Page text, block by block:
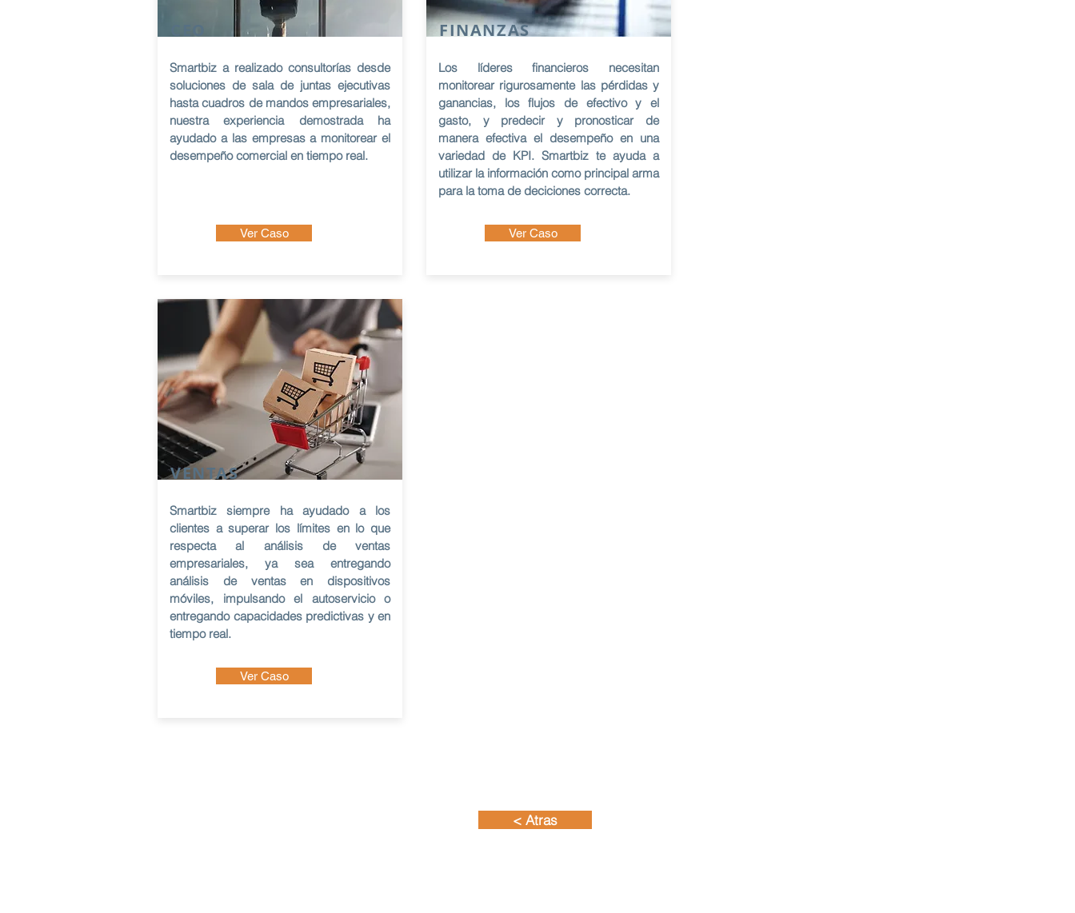
Smartbiz a realizado consultorías desde
soluciones de sala de juntas ejecutivas
hasta cuadros de mandos empresariales,
nuestra experiencia demostrada ha
ayudado a las empresas a monitorear el
desempeño comercial en tiempo real.
Ver Caso
FINANZAS
Los líderes financieros necesitan
monitorear rigurosamente las pérdidas y
ganancias, los flujos de efectivo y el
gasto, y predecir y pronosticar de
manera efectiva el desempeño en una
variedad de KPI. Smartbiz te ayuda a
utilizar la información como principal arma
para la toma de deciciones correcta.
Ver Caso
VENTAS
Smartbiz siempre ha ayudado a los
clientes a superar los límites en lo que
respecta al análisis de ventas
empresariales, ya sea entregando
análisis de ventas en dispositivos
móviles, impulsando el autoservicio o
entregando capacidades predictivas y en
tiempo real.
Ver Caso
< Atras